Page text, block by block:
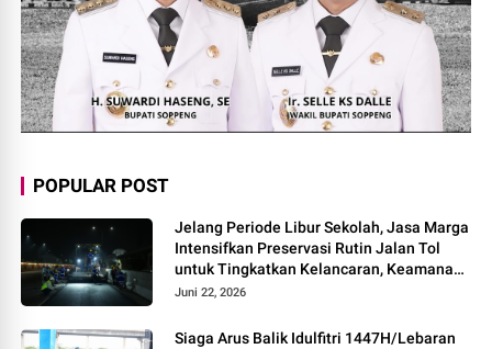
POPULAR POST
Jelang Periode Libur Sekolah, Jasa Marga
Intensifkan Preservasi Rutin Jalan Tol
untuk Tingkatkan Kelancaran, Keamanan
dan Kenyamanan Perjalanan
Juni 22, 2026
Siaga Arus Balik Idulfitri 1447H/Lebaran